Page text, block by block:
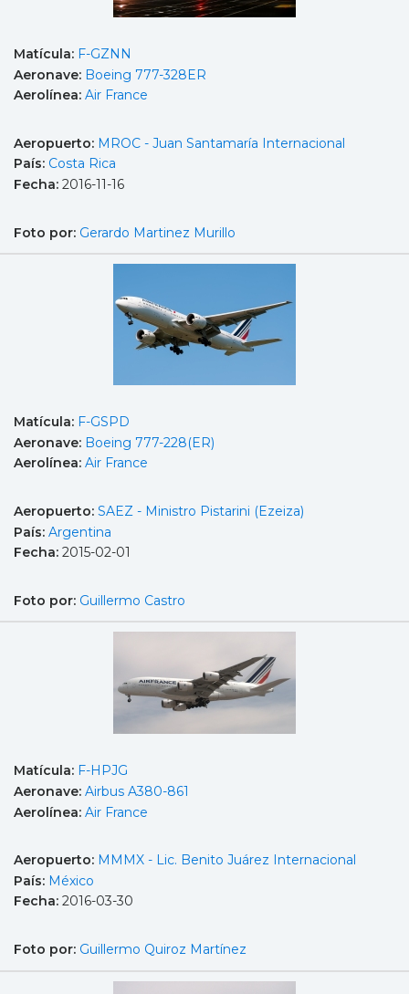
Matícula: F-GZNN
Aeronave: Boeing 777-328ER
Aerolínea: Air France
Aeropuerto: MROC - Juan Santamaría Internacional
País: Costa Rica
Fecha: 2016-11-16
Foto por: Gerardo Martinez Murillo
Matícula: F-GSPD
Aeronave: Boeing 777-228(ER)
Aerolínea: Air France
Aeropuerto: SAEZ - Ministro Pistarini (Ezeiza)
País: Argentina
Fecha: 2015-02-01
Foto por: Guillermo Castro
Matícula: F-HPJG
Aeronave: Airbus A380-861
Aerolínea: Air France
Aeropuerto: MMMX - Lic. Benito Juárez Internacional
País: México
Fecha: 2016-03-30
Foto por: Guillermo Quiroz Martínez